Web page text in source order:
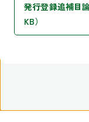
発行登録追補目
KB）